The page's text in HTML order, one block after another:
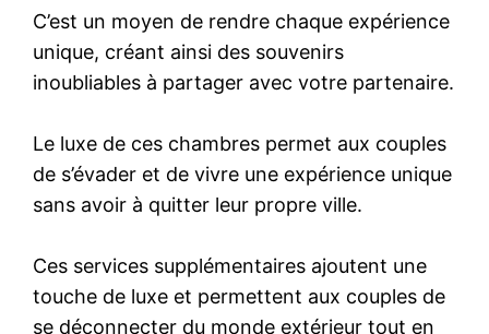
C’est un moyen de rendre chaque expérience
unique, créant ainsi des souvenirs
inoubliables à partager avec votre partenaire.
Le luxe de ces chambres permet aux couples
de s’évader et de vivre une expérience unique
sans avoir à quitter leur propre ville.
Ces services supplémentaires ajoutent une
touche de luxe et permettent aux couples de
se déconnecter du monde extérieur tout en